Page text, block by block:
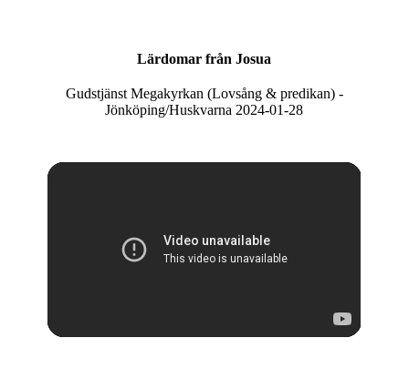
Lärdomar från Josua
Gudstjänst Megakyrkan (Lovsång & predikan) -
Jönköping/Huskvarna 2024-01-28